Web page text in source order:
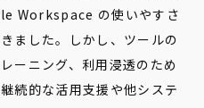
Workspace の使いやすさ
ました。しかし、ツールの
ーニング、利用浸透のため
続的な活用支援や他システ